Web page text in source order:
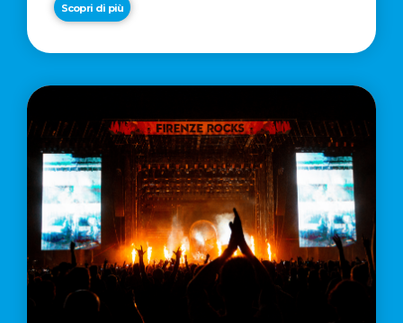
Scopri di più